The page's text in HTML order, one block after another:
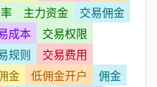
主力资金
交易佣金
成本
交易权限
规则
交易费用
金 低佣金开户
佣金